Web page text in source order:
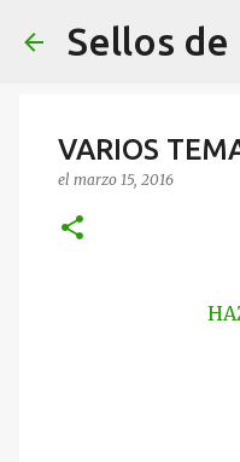
Sellos de
VARIOS
el marzo 15, 2016